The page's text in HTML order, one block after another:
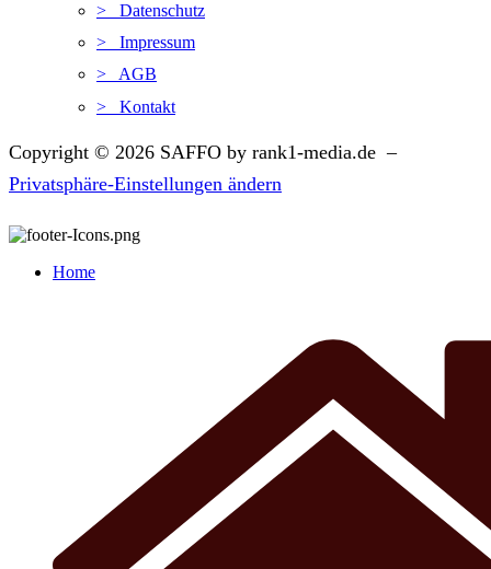
> Datenschutz
> Impressum
> AGB
> Kontakt
Copyright © 2026 SAFFO by rank1-media.de –
Privatsphäre-Einstellungen ändern
Home